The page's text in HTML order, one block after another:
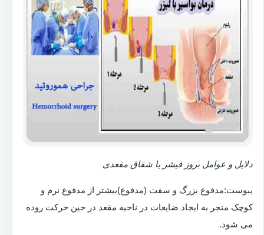
دلایل و عوامل بروز فیشر یا شقاق مقعدی
یبوست:مدفوع بزرگ و سفت (مدفوع)بیشتر از مدفوع نرم و
کوچک منجر به ایجاد ضایعات در ناحیه مقعد در حین حرکت روده
می شود.